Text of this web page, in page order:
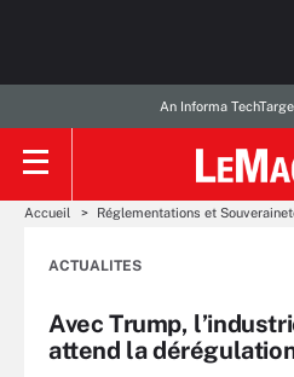
An Informa
Accueil Réglementations et
ACTUALITES
Avec Trump,
attend la